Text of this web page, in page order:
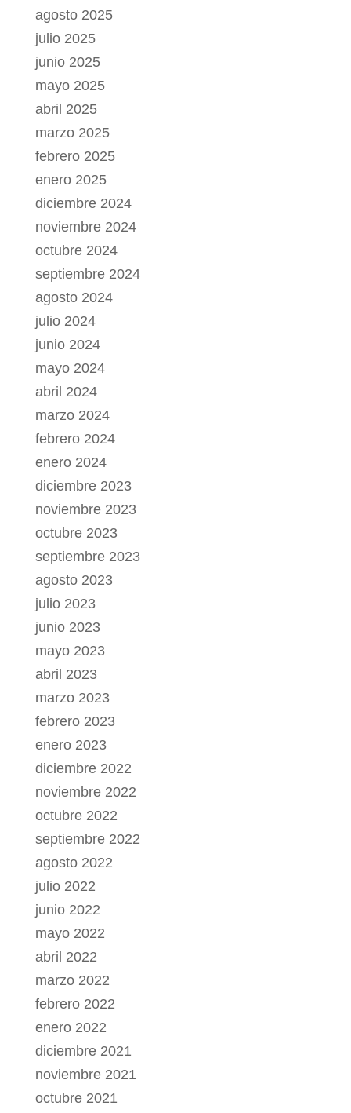
agosto 2025
julio 2025
junio 2025
mayo 2025
abril 2025
marzo 2025
febrero 2025
enero 2025
diciembre 2024
noviembre 2024
octubre 2024
septiembre 2024
agosto 2024
julio 2024
junio 2024
mayo 2024
abril 2024
marzo 2024
febrero 2024
enero 2024
diciembre 2023
noviembre 2023
octubre 2023
septiembre 2023
agosto 2023
julio 2023
junio 2023
mayo 2023
abril 2023
marzo 2023
febrero 2023
enero 2023
diciembre 2022
noviembre 2022
octubre 2022
septiembre 2022
agosto 2022
julio 2022
junio 2022
mayo 2022
abril 2022
marzo 2022
febrero 2022
enero 2022
diciembre 2021
noviembre 2021
octubre 2021